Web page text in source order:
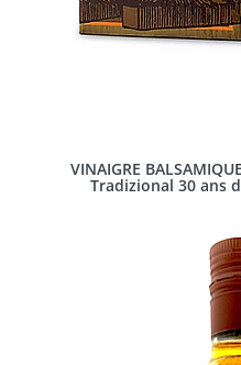
VINAIGRE
Tradizional 30 ans